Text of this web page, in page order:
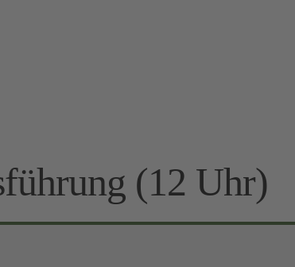
(12 Uhr)